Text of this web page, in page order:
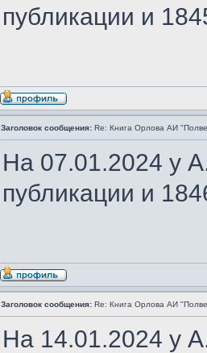
публикации и
Заголовок сообщения: Re: Книга Орлова АИ
На 07.01.2024 у
публикации и
Заголовок сообщения: Re: Книга Орлова АИ
На 14.01.2024 у